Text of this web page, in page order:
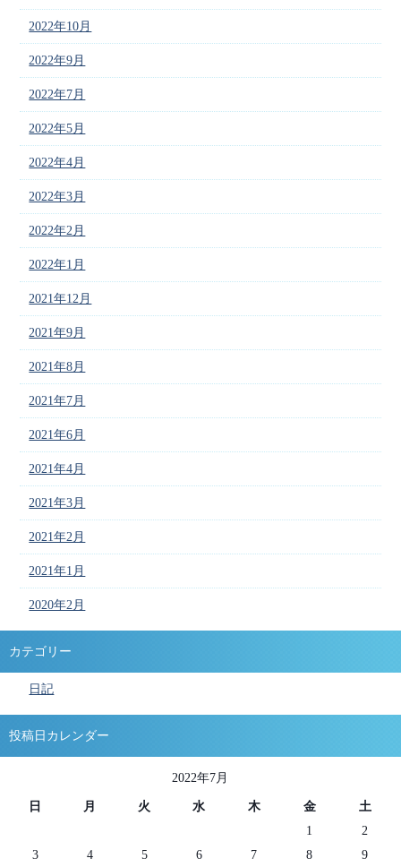
2022年10月
2022年9月
2022年7月
2022年5月
2022年4月
2022年3月
2022年2月
2022年1月
2021年12月
2021年9月
2021年8月
2021年7月
2021年6月
2021年4月
2021年3月
2021年2月
2021年1月
2020年2月
カテゴリー
日記
投稿日カレンダー
2022年7月
日 月 火 水 木 金
土
1
2
3
4 5 6 7 8 9